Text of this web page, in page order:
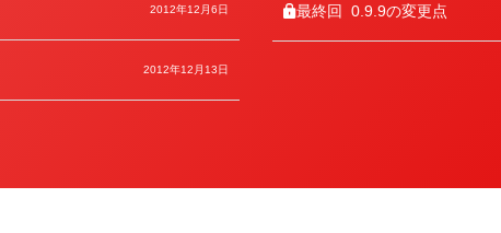
2012年12月6日
2012年12月13日
最終回 0.9.9の変更点